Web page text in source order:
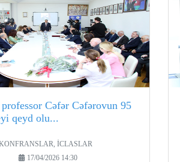
Cəfər Cəfərovun 95
qeyd olu...
İCLASLAR
17/04/2026 14:30